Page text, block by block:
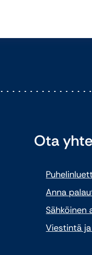
Ota
Anna
Sähköinen
Viestintä